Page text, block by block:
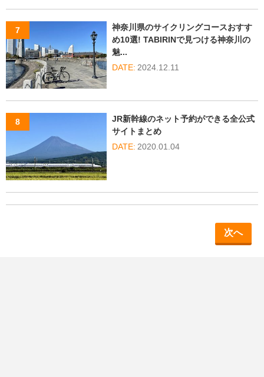
神奈川県のサイクリングコースおすす
め10選! TABIRINで見つける神奈川の
魅...
2024.12.11
JR新幹線のネット予約ができる全公式
サイトまとめ
2020.01.04
次へ